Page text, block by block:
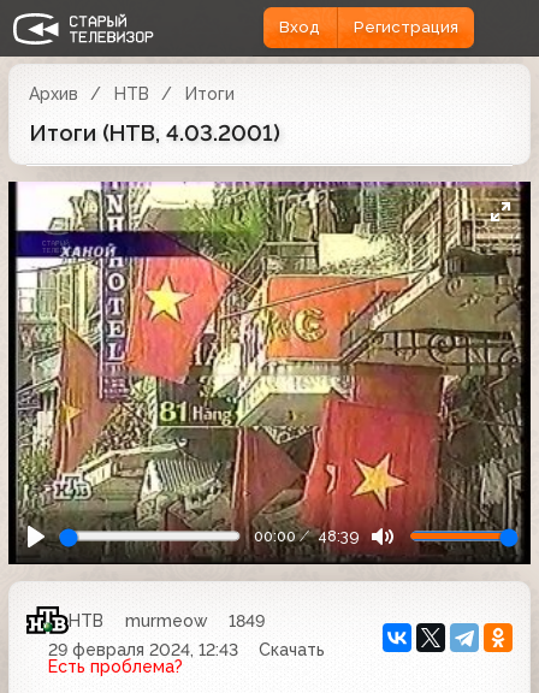
Вход Регистрация
Архив НТВ Итоги
Итоги (НТВ, 4.03.2001)
00:00 48:39
НТВ murmeow
1849
29 февраля 2024, 12:43
Скачать
Есть проблема?